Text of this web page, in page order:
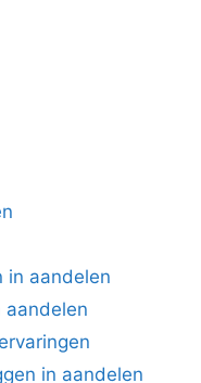
in aandelen
aandelen
in aandelen